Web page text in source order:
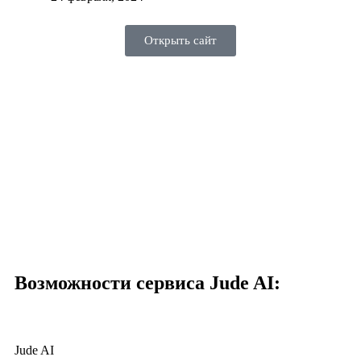
Открыть сайт
Возможности сервиса Jude AI:
Jude AI